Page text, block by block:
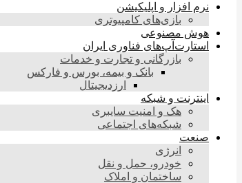
نرم افزار و اپلیکیشن
بازی‌های کامپیوتری
هوش مصنوعی
استارت‌آپ‌های فناوری ایران
بازرگانی و تجارت و خدمات
بانک و بیمه، بورس و فارکس
ارزدیجیتال
اینترنت و شبکه
هک و امنیت سایبری
شبکه‌های اجتماعی
صنعت
انرژی
خودرو، حمل و نقل
ساختمان و املاک